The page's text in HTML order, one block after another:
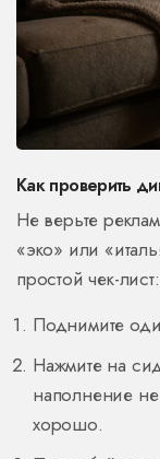
Как проверить
Не верьте
«эко» или
простой чек-лист:
Поднимите
Нажмите на
наполнение
хорошо.